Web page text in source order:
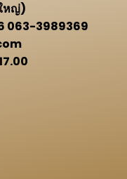
หญ่)
063-3989369